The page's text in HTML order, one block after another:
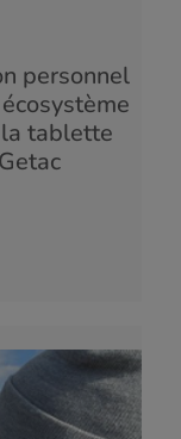
personnel
tablette